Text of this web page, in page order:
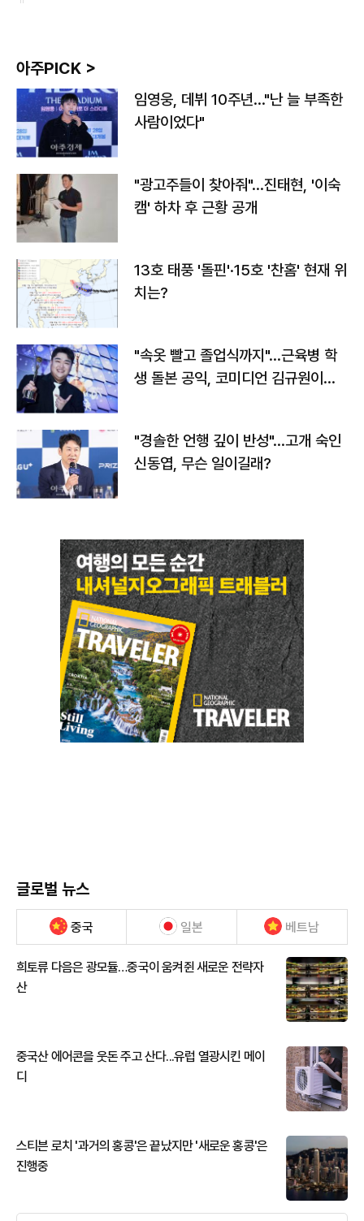
아주PICK >
임영웅, 데뷔 10주년…"난 늘 부족한
사람이었다"
"광고주들이 찾아줘"…진태현, '이숙
캠' 하차 후 근황 공개
13호 태풍 '돌핀'·15호 '찬홈' 현재 위
치는?
"속옷 빨고 졸업식까지"…근육병 학
생 돌본 공익, 코미디언 김규원이었
"경솔한 언행 깊이 반성"…고개 숙인
신동엽, 무슨 일이길래?
글로벌 뉴스
중국 일본 베트남
희토류 다음은 광모듈…중국이 움켜쥔 새로운 전략자
산
중국산 에어콘을 웃돈 주고 산다...유럽 열광시킨 메이
디
스티븐 로치 '과거의 홍콩'은 끝났지만 '새로운 홍콩'은
진행중